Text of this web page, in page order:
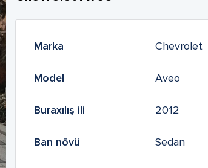
Marka Chevrolet
Model Aveo
Buraxılış ili 2012
Ban növü Sedan